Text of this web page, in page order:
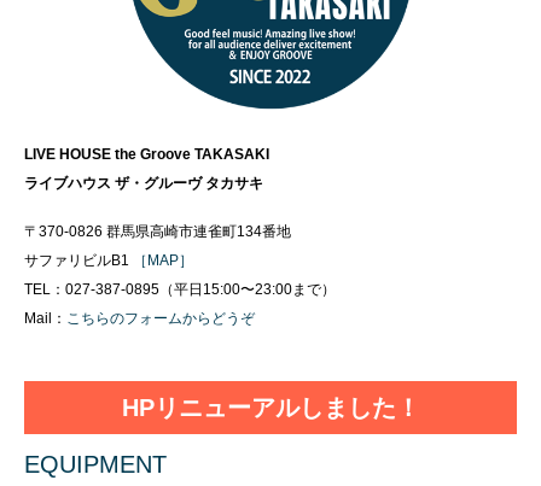
LIVE HOUSE the Groove TAKASAKI
ライブハウス ザ・グルーヴ タカサキ
〒370-0826 群馬県高崎市連雀町134番地
サファリビルB1
［MAP］
TEL：027-387-0895（平日15:00〜23:00まで）
Mail： こちらのフォームからどうぞ
HPリニューアルしました！
EQUIPMENT